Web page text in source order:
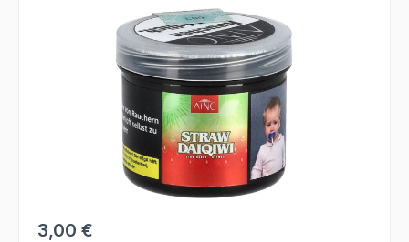
Bildergalerie überspringen
Regulärer Preis:
3,00 €